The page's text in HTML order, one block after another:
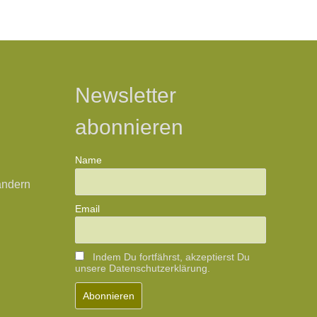
Newsletter
abonnieren
Name
Email
Indem Du fortfährst, akzeptierst Du
unsere Datenschutzerklärung.